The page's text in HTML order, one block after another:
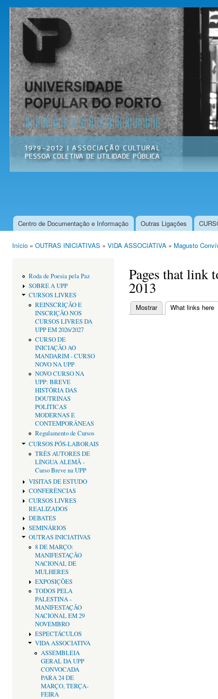
Universidade
Popular do
Porto
Associação
Cultural
Menu principal
Centro de Documentação e Informação Outras Ligações
Início » OUTRAS INICIATIVAS » VIDA ASSOCIATIVA » Magusto
Roda de Poesia pela Paz
SOBRE A UPP
CURSOS LIVRES
REINSCRIÇÃO E
INSCRIÇÃO NOS
CURSOS LIVRES DA
UPP EM 2026/2027
CURSO DE
INICIAÇÃO AO
MANDARIM - CURSO
NOVO NA UPP
NOVO CURSO NA
UPP: BREVE
HISTÓRIA DAS
DOUTRINAS
POLÍTICAS
MODERNAS E
CONTEMPORÂNEAS
Regulamento de Cursos
CURSOS PÓS-LABORAIS
TRÊS AUTORES DE
LÍNGUA ALEMÃ -
Curso Breve na UPP
VISITAS DE ESTUDO
CONFERÊNCIAS
CURSOS LIVRES
REALIZADOS
DEBATES
SEMINÁRIOS
OUTRAS INICIATIVAS
8 DE MARÇO:
MANIFESTAÇÃO
NACIONAL DE
MULHERES
EXPOSIÇÕES
TODOS PELA
PALESTINA -
MANIFESTAÇÃO
NACIONAL EM 29
NOVEMBRO
ESPECTÁCULOS
VIDA ASSOCIATIVA
ASSEMBLEIA
GERAL DA UPP
CONVOCADA
PARA 24 DE
MARÇO, TERÇA-
FEIRA
Pages that link
2013
Separadores
Mostrar What links here